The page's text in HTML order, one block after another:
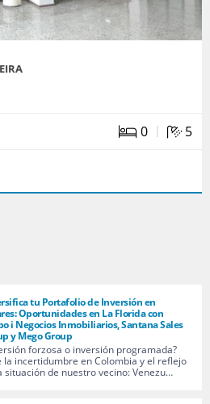
0 | 5
tu Portafolio de Inversión en
Oportunidades en La Florida con
i Negocios Inmobiliarios, Santana Sales
y Mego Group
forzosa o inversión programada?
la incertidumbre en Colombia y el reflejo
situación de nuestro vecino: Venezu…